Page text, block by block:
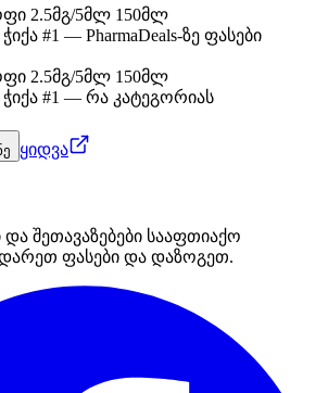
2.5მგ/5მლ 150მლ
#1 — PharmaDeals-ზე ფასები
2.5მგ/5მლ 150მლ
#1 — რა კატეგორიას
ყიდვა
და შეთავაზებები სააფთიაქო
ფასები და დაზოგეთ.